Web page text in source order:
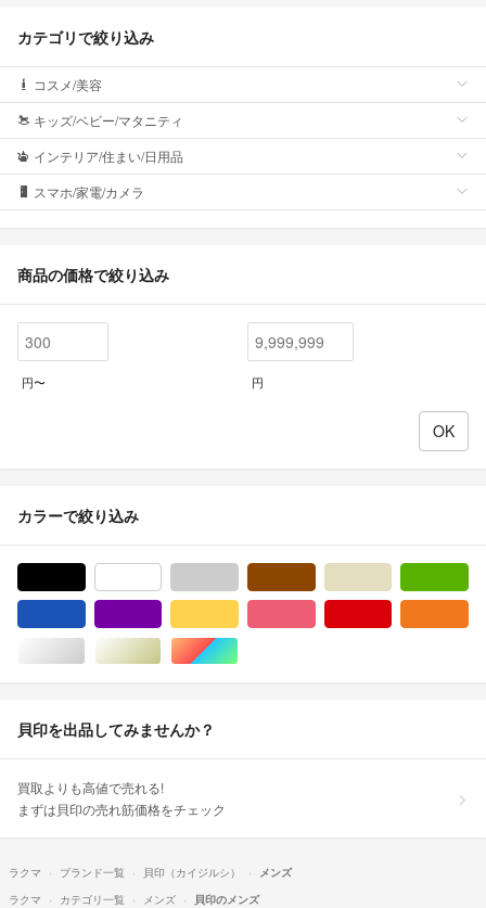
カテゴリで絞り込み
コスメ/美容
キッズ/ベビー/マタニティ
インテリア/住まい/日用品
スマホ/家電/カメラ
商品の価格で絞り込み
円〜 円
カラーで絞り込み
シルバー/銀色系ゴールド/金色系マルチカラー
貝印を出品してみませんか？
買取よりも高値で売れる!
まずは貝印の売れ筋価格をチェック
ラクマ ブランド一覧 貝印（カイジルシ）
メンズ
ラクマ
カテゴリ一覧 メンズ 貝印のメンズ